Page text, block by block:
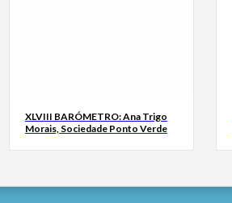
XLVIII BARÓMETRO: Ana Trigo
Morais, Sociedade Ponto Verde